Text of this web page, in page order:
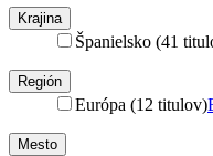
Krajina
Španielsko (41
Región
Európa (12 titulov)
Mesto